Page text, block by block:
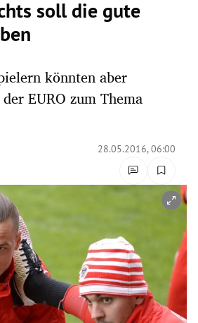
soll die gute
könnten aber
EURO zum Thema
28.05.2016, 06:00
schließen